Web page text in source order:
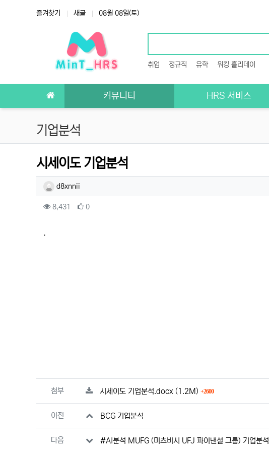
상단 네비즐겨찾기 새글 08월 08일(토)
취업 정규직 유학 워킹 홀리데이
커뮤니티 HRS 서비스
기업분석
시세이도 기업분석
작성자 정보
d8xnnii
컨텐츠 정보
8,431 조회 0추천
본문
.
관련자료
첨부 시세이도 기업분석.docx 파일크기
(1.2M) 2600회 다운로드
이전 BCG 기업분석
다음 #AI분석 MUFG (미츠비시 UFJ 파이낸셜 그룹) 기업분석